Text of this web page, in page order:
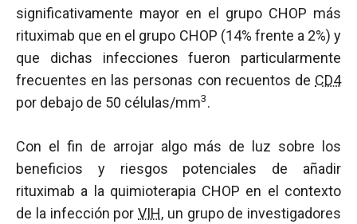
significativamente mayor en el grupo CHOP más
rituximab que en el grupo CHOP (14% frente a 2%) y
que dichas infecciones fueron particularmente
frecuentes en las personas con recuentos de CD4
por debajo de 50 células/mm3.
Con el fin de arrojar algo más de luz sobre los
beneficios y riesgos potenciales de añadir
rituximab a la quimioterapia CHOP en el contexto
de la infección por VIH, un grupo de investigadores